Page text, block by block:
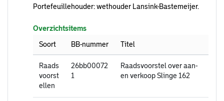
Portefeuillehouder: wethouder Lansink-Bastemeijer.
Overzichtsitems
Soort
BB-nummer Titel
Raads
voorst
ellen
26bb00072
1
Raadsvoorstel over aan-
en verkoop Slinge 162